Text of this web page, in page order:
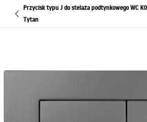
Przycisk typu J do stelaża podtynkowego WC
Tytan